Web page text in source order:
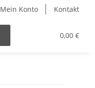
Mein Konto Kontakt
0,00 €